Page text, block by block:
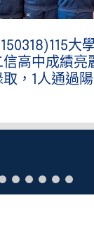
大
信高中成績亮
取，1人通過